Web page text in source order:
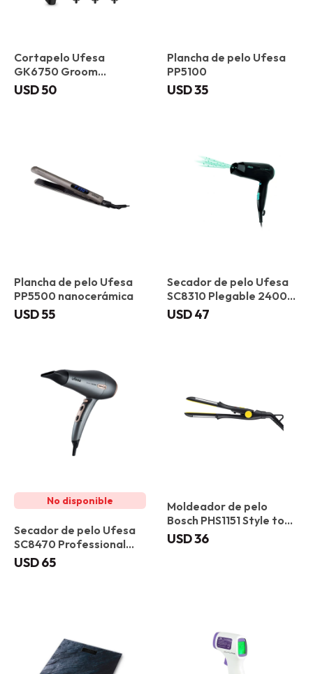
Cortapelo Ufesa
GK6750 Groom
recargable
USD50
Plancha de pelo Ufesa
PP5100
USD35
Plancha de pelo Ufesa
PP5500 nanocerámica
USD55
Secador de pelo Ufesa
SC8310 Plegable 2400
W
USD47
Secador de pelo Ufesa
SC8470 Professional
2400 W
USD65
Moldeador de pelo
Bosch PHS1151 Style to
Go
USD36